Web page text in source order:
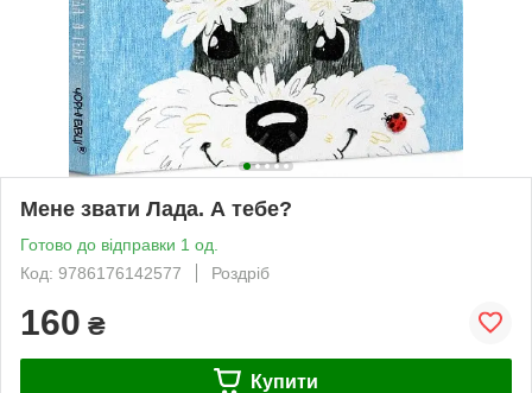
Мене звати Лада. А тебе?
Готово до відправки 1 од.
Код: 9786176142577
Роздріб
160 ₴
Купити